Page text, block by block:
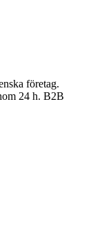
företag.
24 h. B2B